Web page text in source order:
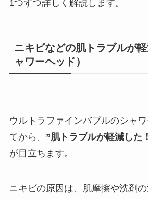
1つずつ詳しく解説します。
ニキビなどの肌トラブルが
ャワーヘッド）
ウルトラファインバブルのシャ
てから、 ”肌トラブルが軽減した
が目立ちます。
ニキビの原因は、肌摩擦や洗剤